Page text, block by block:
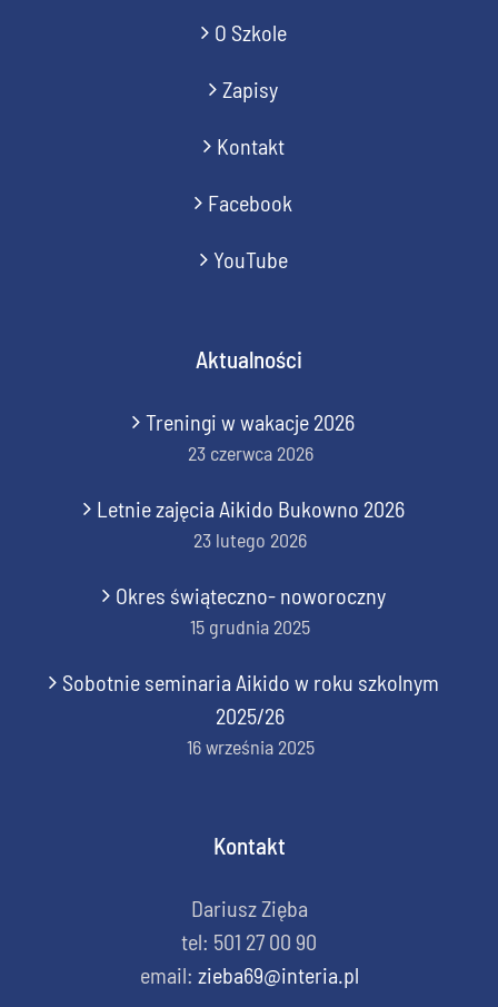
O Szkole
Zapisy
Kontakt
Facebook
YouTube
Aktualności
Treningi w wakacje 2026
23 czerwca 2026
Letnie zajęcia Aikido Bukowno 2026
23 lutego 2026
Okres świąteczno- noworoczny
15 grudnia 2025
Sobotnie seminaria Aikido w roku szkolnym
2025/26
16 września 2025
Kontakt
Dariusz Zięba
tel: 501 27 00 90
email: zieba69@interia.pl